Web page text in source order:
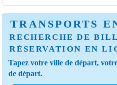
TRANSPORTS
RECHERCHE DE
RÉSERVATION EN
Tapez votre ville de départ,
de départ.